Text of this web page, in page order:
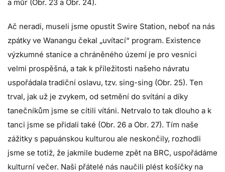
a můr (Obr. 23 a Obr. 24).
Ač neradi, museli jsme opustit Swire Station, neboť na nás
zpátky ve Wanangu čekal „uvítací“ program. Existence
výzkumné stanice a chráněného území je pro vesnici
velmi prospěšná, a tak k příležitosti našeho návratu
uspořádala tradiční oslavu, tzv. sing-sing (Obr. 25). Ten
trval, jak už je zvykem, od setmění do svítání a díky
tanečníkům jsme se cítili vítáni. Netrvalo to tak dlouho a k
tanci jsme se přidali také (Obr. 26 a Obr. 27). Tím naše
zážitky s papuánskou kulturou ale neskončily, rozhodli
jsme se totiž, že jakmile budeme zpět na BRC, uspořádáme
kulturní večer. Naši přátelé nás naučili plést košíčky na